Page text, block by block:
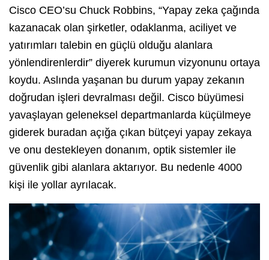
Cisco CEO’su Chuck Robbins, “Yapay zeka çağında
kazanacak olan şirketler, odaklanma, aciliyet ve
yatırımları talebin en güçlü olduğu alanlara
yönlendirenlerdir” diyerek kurumun vizyonunu ortaya
koydu. Aslında yaşanan bu durum yapay zekanın
doğrudan işleri devralması değil. Cisco büyümesi
yavaşlayan geleneksel departmanlarda küçülmeye
giderek buradan açığa çıkan bütçeyi yapay zekaya
ve onu destekleyen donanım, optik sistemler ile
güvenlik gibi alanlara aktarıyor. Bu nedenle 4000
kişi ile yollar ayrılacak.